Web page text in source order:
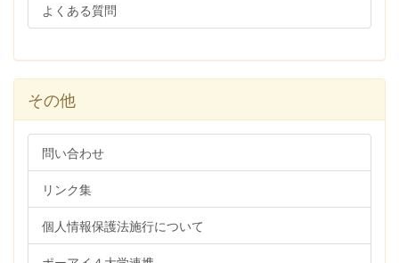
よくある質問
その他
問い合わせ
リンク集
個人情報保護法施行について